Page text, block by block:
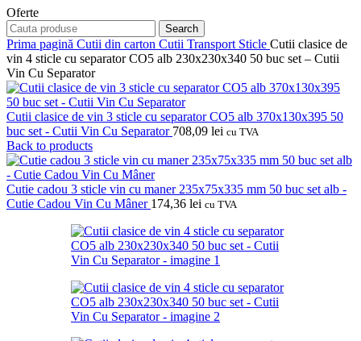
Oferte
Search
Prima pagină Cutii din carton Cutii Transport Sticle Cutii clasice de
vin 4 sticle cu separator CO5 alb 230x230x340 50 buc set – Cutii
Vin Cu Separator
Cutii clasice de vin 3 sticle cu separator CO5 alb 370x130x395 50
buc set - Cutii Vin Cu Separator 708,09 lei cu TVA
Back to products
Cutie cadou 3 sticle vin cu maner 235x75x335 mm 50 buc set alb -
Cutie Cadou Vin Cu Mâner 174,36 lei cu TVA